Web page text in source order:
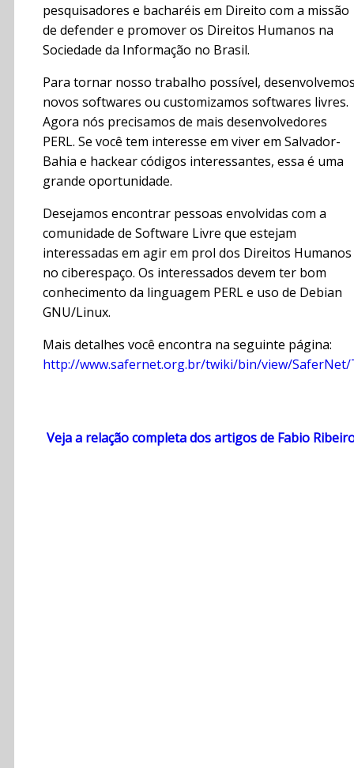
pesquisadores e bacharéis em Direito com a missão
de defender e promover os Direitos Humanos na
Sociedade da Informação no Brasil.
Para tornar nosso trabalho possível,
novos softwares ou customizamos softwares livres.
Agora nós precisamos de mais desenvolvedores
PERL. Se você tem interesse em viver em Salvador-
Bahia e hackear códigos interessantes, essa é uma
grande oportunidade.
Desejamos encontrar pessoas envolvidas com a
comunidade de Software Livre que estejam
interessadas em agir em prol dos Direitos Humanos
no ciberespaço. Os interessados devem ter bom
conhecimento da linguagem PERL e uso de Debian
GNU/Linux.
Mais detalhes você encontra na seguinte página:
http://www.safernet.org.br/twiki/bin/view/SaferNet/
Veja a relação completa dos artigos de Fabio